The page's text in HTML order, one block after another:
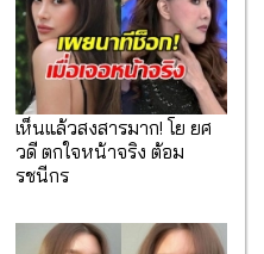
เห็นแล้วสงสารมาก! โย ยศ
วดี ตกใจหน้าจริง ต้อม
รชนีกร